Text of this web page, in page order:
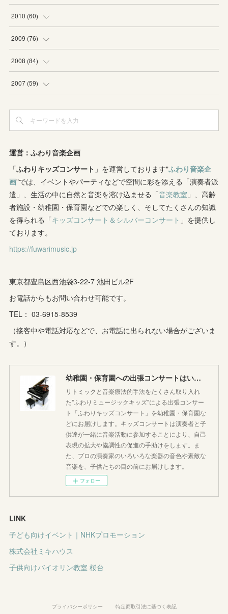
(3)
(1
(3)
(2
(1
(2)
(1
(2
(5
(6
(3
(3
(1
(3
(2)
2010 (60)
(2
(2
(1
(8)
(5 )
(9
(1)
(6)
(5)
2009 (76)
(2
(9
(4
(7 )
(8
(8)
(3)
(7)
(10
2008 (84)
(16 )
(
(7)
(
(8)
(6)
(4)
(2)
(3)
2007 (59)
(
(7)
( 4)
5)
(7)
(9)
(3)
運営：ふわり音楽企画
「ふわりキッズコンサート 」を運営しております"ふわり音楽企
画"では、イベントやパーティなどで空間に彩を添える「演奏者派
遣」、生活の中に自然と音楽を溶け込ませる「音楽教室 」、高齢
者施設・幼稚園・保育園などでの楽しく、そしてたくさんの知識
を得られる「キッズコンサート＆シルバーコンサート 」を提供し
ております。
https://fuwarimusic.jp
東京都豊島区西池袋3-22-7 池田ビル2F
お電話からもお問い合わせ可能です。
TEL： 03-6915-8539
（接客中や電話対応などで、お電話に出られない場合がございま
す。）
幼稚園・保育園への出張コンサートはいかがですか♪
リトミックと音楽療法的手法をたくさん取り入れ
た"ふわりミュージックキッズ"による出張コンサー
ト「ふわりキッズコンサート」を幼稚園・保育園な
どにお届けします。キッズコンサートは演奏者と子
供達が一緒に音楽活動に参加することにより、自己
表現の拡大や協調性の促進の手助けをします。ま
た、プロの演奏家のいろいろな楽器の音色や素敵な
音楽を、子供たちの目の前にお届けします。
フォロー
LINK
子ども向けイベント｜NHKプロモーション
株式会社ミキハウス
子供向けバイオリン教室 桜台
プライバシーポリシー 特定商取引法に基づく表記